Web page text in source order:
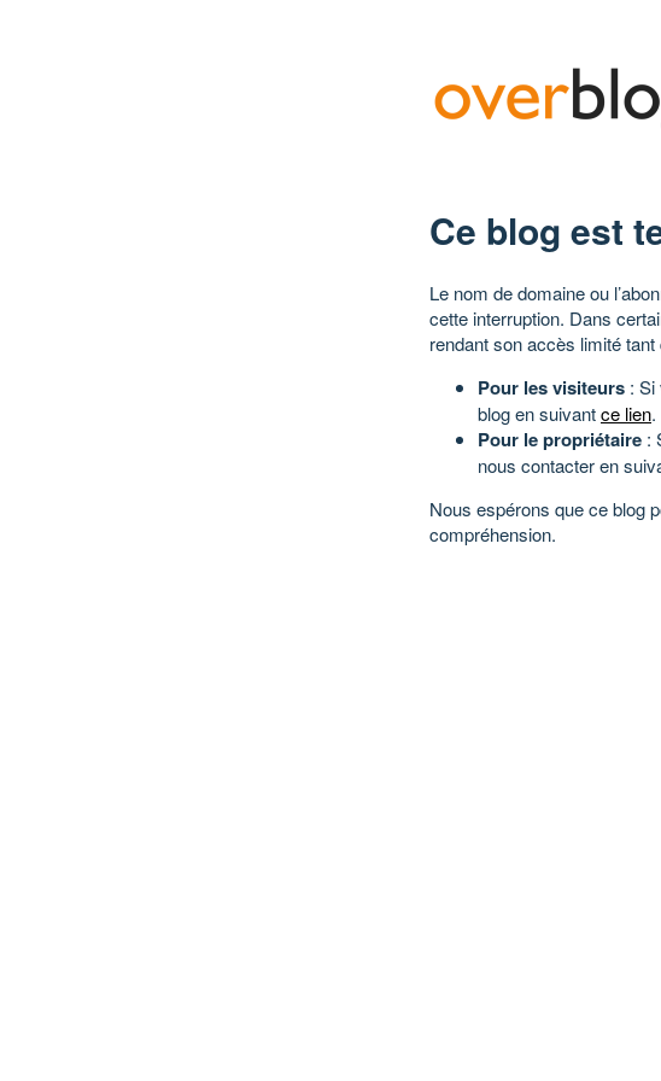
Ce blog est
Le nom de domaine ou
cette interruption. Dans
rendant son accès limité tant
Pour les visiteurs : Si
blog en suivantce lien.
Pour le propriétaire :
nous contacter en
Nous espérons que ce blog
compréhension.